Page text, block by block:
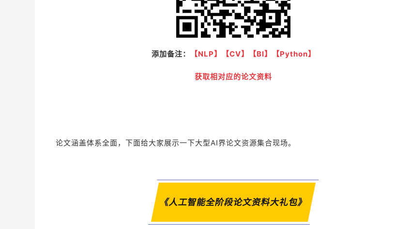
添加备注： 【NLP】【CV】【BI】【Python】
获取相对应的论文资料
论文涵盖体系全面，下面给大家展示一下大型AI界论文资源集合现场。
《人工智能全阶段论文资料大礼包》